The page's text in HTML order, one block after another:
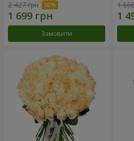
2 427 грн
Замовити
1